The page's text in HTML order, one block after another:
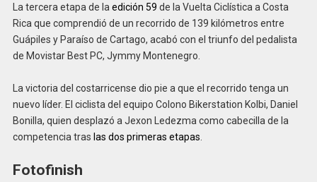
La tercera etapa de la edición 59 de la Vuelta Ciclística a Costa
Rica que comprendió de un recorrido de 139 kilómetros entre
Guápiles y Paraíso de Cartago, acabó con el triunfo del pedalista
de Movistar Best PC, Jymmy Montenegro.
La victoria del costarricense dio pie a que el recorrido tenga un
nuevo líder. El ciclista del equipo Colono Bikerstation Kolbi, Daniel
Bonilla, quien desplazó a Jexon Ledezma como cabecilla de la
competencia tras las dos primeras etapas.
Fotofinish